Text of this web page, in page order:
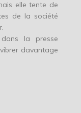
elle tente de
de la société
la presse
davantage